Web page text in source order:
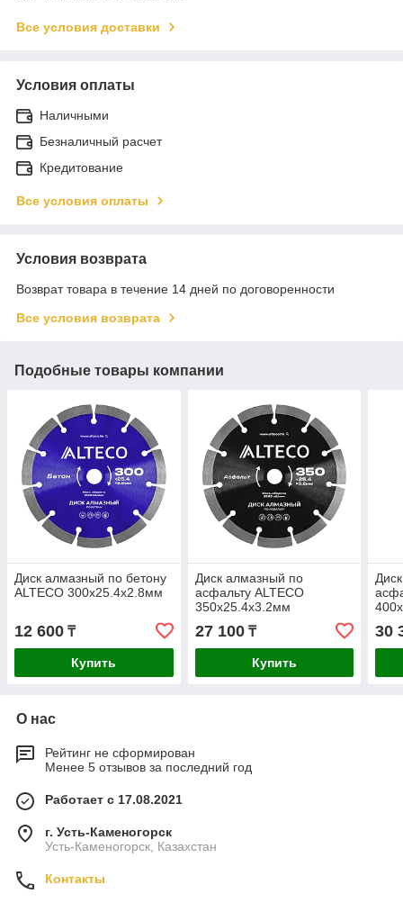
Все условия доставки
Условия оплаты
Наличными
Безналичный расчет
Кредитование
Все условия оплаты
Условия возврата
Возврат товара в течение 14 дней по договоренности
Все условия возврата
Подобные товары компании
Диск алмазный по бетону
ALTECO 300x25.4x2.8мм
12 600 ₸
Купить
Диск алмазный по
асфальту ALTECO
350x25.4x3.2мм
27 100₸
Купить
30
О нас
Рейтинг не сформирован
Менее 5 отзывов за последний год
Работает с 17.08.2021
г. Усть-Каменогорск
Усть-Каменогорск, Казахстан
Контакты